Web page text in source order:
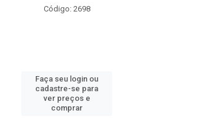
Código: 2698
Faça seu login ou
cadastre-se para
ver preços e
comprar